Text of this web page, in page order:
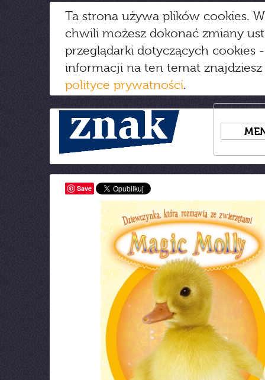
Ta strona używa plików cookies.
chwili możesz dokonać zmiany
przeglądarki dotyczących cookies
informacji na ten temat
polityce prywatności.
Save